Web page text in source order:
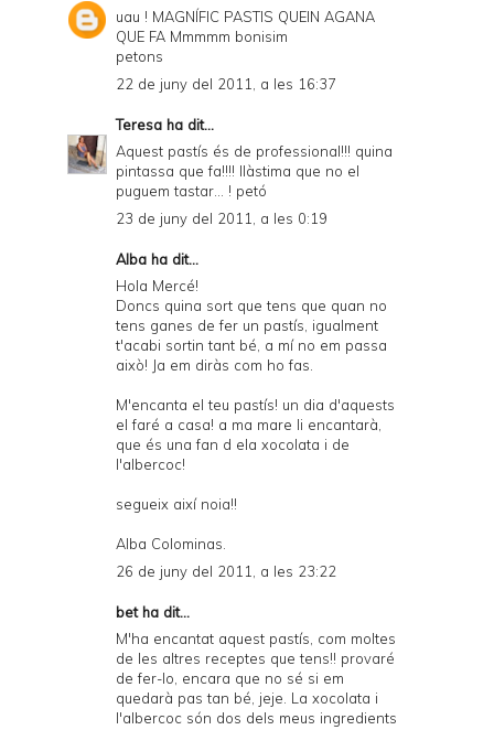
uau ! MAGNÍFIC PASTIS QUEIN AGANA
QUE FA Mmmmm bonisim
petons
22 de juny del 2011, a les 16:37
Teresa ha dit...
Aquest pastís és de professional!!! quina
pintassa que fa!!!! llàstima que no el
puguem tastar... ! petó
23 de juny del 2011, a les 0:19
Alba ha dit...
Hola Mercé!
Doncs quina sort que tens que quan no
tens ganes de fer un pastís, igualment
t'acabi sortin tant bé, a mí no em passa
això! Ja em diràs com ho fas.
M'encanta el teu pastís! un dia d'aquests
el faré a casa! a ma mare li encantarà,
que és una fan d ela xocolata i de
l'albercoc!
segueix així noia!!
Alba Colominas.
26 de juny del 2011, a les 23:22
betha dit...
M'ha encantat aquest pastís, com moltes
de les altres receptes que tens!! provaré
de fer-lo, encara que no sé si em
quedarà pas tan bé, jeje. La xocolata i
l'albercoc són dos dels meus ingredients